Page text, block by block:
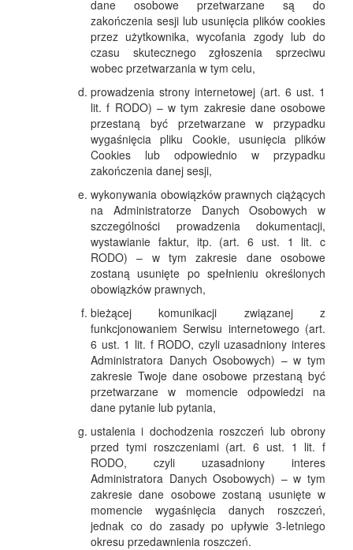
dane osobowe przetwarzane są do
zakończenia sesji lub usunięcia plików cookies
przez użytkownika, wycofania zgody lub do
czasu skutecznego zgłoszenia sprzeciwu
wobec przetwarzania w tym celu,
prowadzenia strony internetowej (art. 6 ust. 1
lit. f RODO) – w tym zakresie dane osobowe
przestaną być przetwarzane w przypadku
wygaśnięcia pliku Cookie, usunięcia plików
Cookies lub odpowiednio w przypadku
zakończenia danej sesji,
wykonywania obowiązków prawnych ciążących
na Administratorze Danych Osobowych w
szczególności prowadzenia dokumentacji,
wystawianie faktur, itp. (art. 6 ust. 1 lit. c
RODO) – w tym zakresie dane osobowe
zostaną usunięte po spełnieniu określonych
obowiązków prawnych,
bieżącej komunikacji związanej z
funkcjonowaniem Serwisu internetowego (art.
6 ust. 1 lit. f RODO, czyli uzasadniony interes
Administratora Danych Osobowych) – w tym
zakresie Twoje dane osobowe przestaną być
przetwarzane w momencie odpowiedzi na
dane pytanie lub pytania,
ustalenia i dochodzenia roszczeń lub obrony
przed tymi roszczeniami (art. 6 ust. 1 lit. f
RODO, czyli uzasadniony interes
Administratora Danych Osobowych) – w tym
zakresie dane osobowe zostaną usunięte w
momencie wygaśnięcia danych roszczeń,
jednak co do zasady po upływie 3-letniego
okresu przedawnienia roszczeń.